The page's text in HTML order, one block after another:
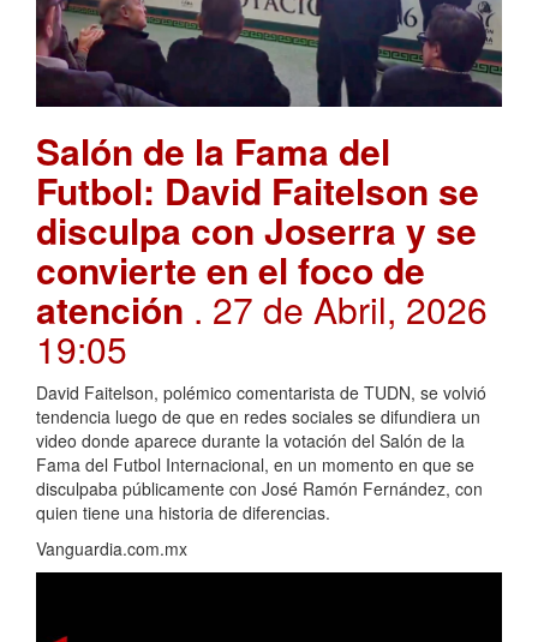
Salón de la Fama del
Futbol: David Faitelson se
disculpa con Joserra y se
convierte en el foco de
atención . 27 de Abril, 2026
19:05
David Faitelson, polémico comentarista de TUDN, se volvió
tendencia luego de que en redes sociales se difundiera un
video donde aparece durante la votación del Salón de la
Fama del Futbol Internacional, en un momento en que se
disculpaba públicamente con José Ramón Fernández, con
quien tiene una historia de diferencias.
Vanguardia.com.mx